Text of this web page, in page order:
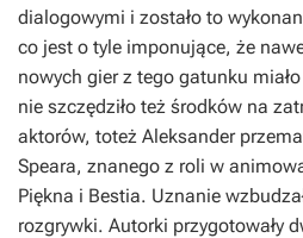
dialogowymi i zostało to
co jest o tyle imponujące, że
nowych gier z tego gatunku
nie szczędziło też środków na
aktorów, toteż Aleksander
Speara, znanego z roli w
Piękna i Bestia. Uznanie
rozgrywki. Autorki przygotowały